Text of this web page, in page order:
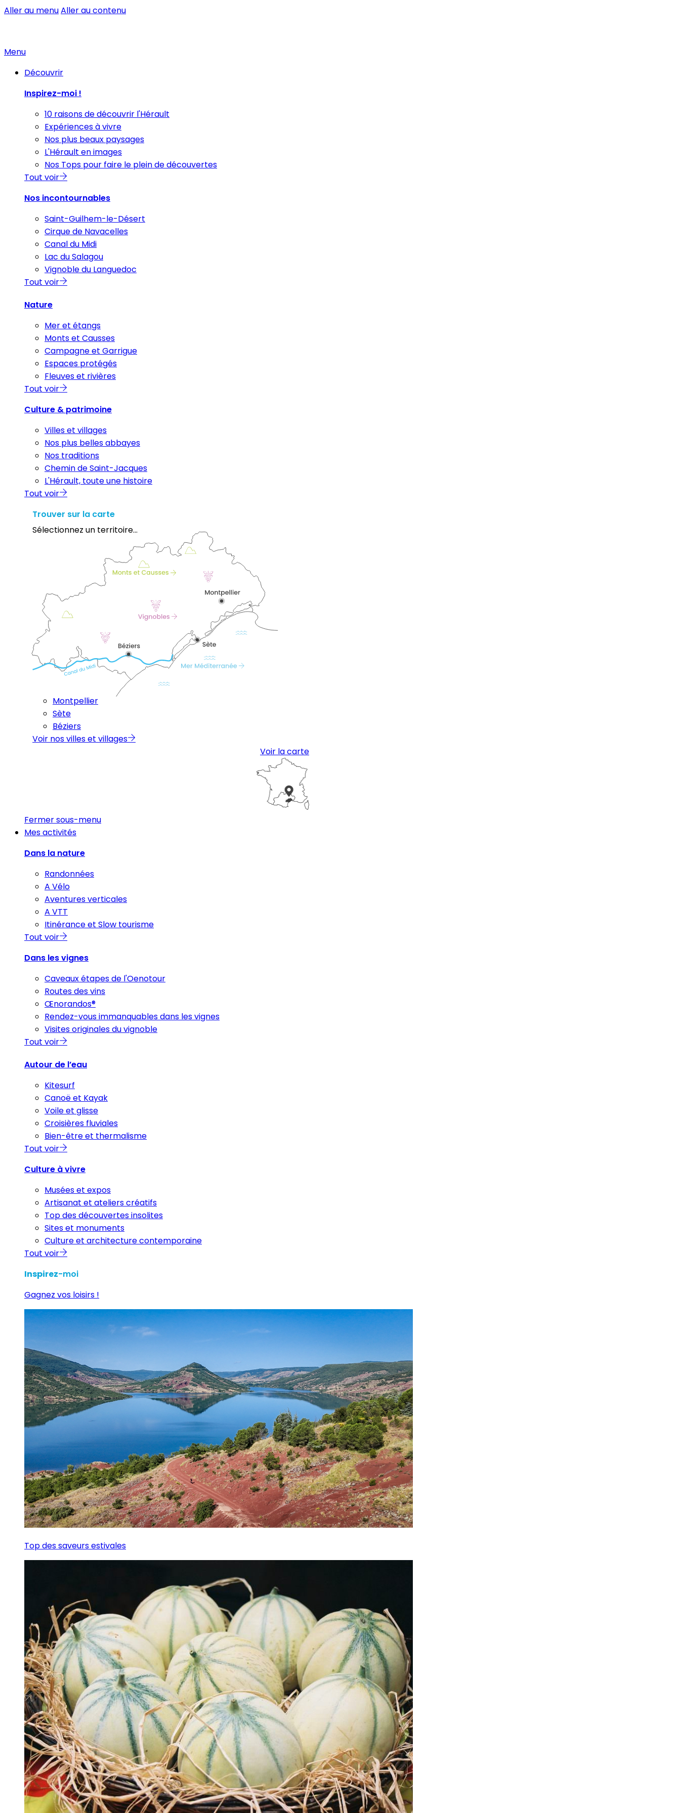
Aller au menuAller au contenu
Menu
Découvrir
Inspirez-moi !
10 raisons de découvrir l'Hérault
Expériences à vivre
Nos plus beaux paysages
L'Hérault en images
Nos Tops pour faire le plein de découvertes
Tout voir
Nos incontournables
Saint-Guilhem-le-Désert
Cirque de Navacelles
Canal du Midi
Lac du Salagou
Vignoble du Languedoc
Tout voir
Nature
Mer et étangs
Monts et Causses
Campagne et Garrigue
Espaces protégés
Fleuves et rivières
Tout voir
Culture & patrimoine
Villes et villages
Nos plus belles abbayes
Nos traditions
Chemin de Saint-Jacques
L'Hérault, toute une histoire
Tout voir
Trouver sur la carte
Sélectionnez un territoire...
Montpellier
Sète
Béziers
Voir nos villes et villages
Voir la carte
Fermer sous-menu
Mes activités
Dans la nature
Randonnées
A Vélo
Aventures verticales
A VTT
Itinérance et Slow tourisme
Tout voir
Dans les vignes
Caveaux étapes de l'Oenotour
Routes des vins
Œnorandos®
Rendez-vous immanquables dans les vignes
Visites originales du vignoble
Tout voir
Autour de l’eau
Kitesurf
Canoë et Kayak
Voile et glisse
Croisières fluviales
Bien-être et thermalisme
Tout voir
Culture à vivre
Musées et expos
Artisanat et ateliers créatifs
Top des découvertes insolites
Sites et monuments
Culture et architecture contemporaine
Tout voir
Inspirez-moi
Gagnez vos loisirs !
Top des saveurs estivales